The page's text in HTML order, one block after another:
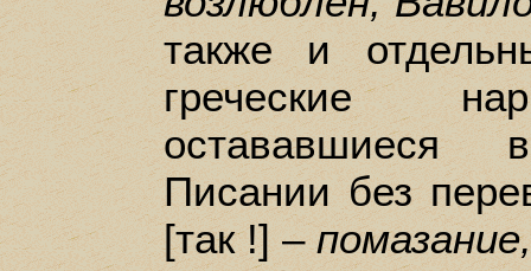
также и
греческие
остававшиеся
Писании без
[так !] –